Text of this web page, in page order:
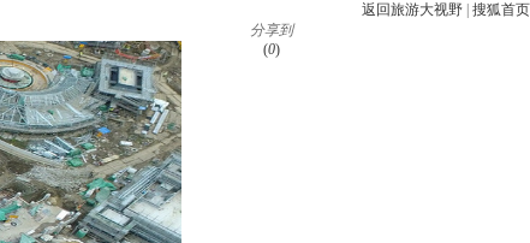
返回旅游大视野 搜狐首页
分享到
(0)